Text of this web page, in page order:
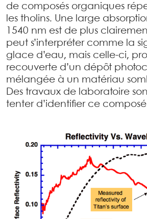
de composés organiques
les tholins. Une large
1540 nm est de plus
peut s’interpréter comme la
glace d’eau, mais celle-ci,
recouverte d’un dépôt
mélangée à un matériau
Des travaux de laboratoire
tenter d’identifier ce